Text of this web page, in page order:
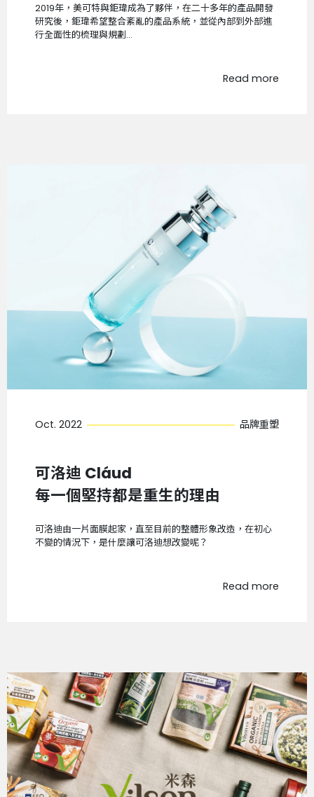
2019年，美可特與鉅瑋成為了夥伴，在二十多年的產品開發
研究後，鉅瑋希望整合紊亂的產品系統，並從內部到外部進
行全面性的梳理與規劃...
Read more
Oct. 2022 品牌重塑
可洛迪 Cláud
每一個堅持都是重生的理由
可洛迪由一片面膜起家，直至目前的整體形象改造，在初心
不變的情況下，是什麼讓可洛迪想改變呢？
Read more